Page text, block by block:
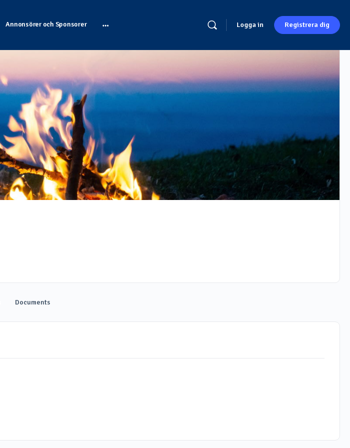
Annonsörer och Sponsorer Logga in Registrera dig
Documents